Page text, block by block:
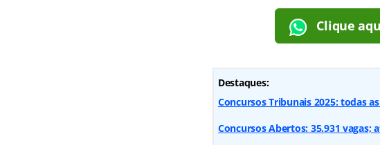
Clique
Destaques:
Concursos Tribunais 2025: todas
Concursos Abertos: 35.931 vagas;